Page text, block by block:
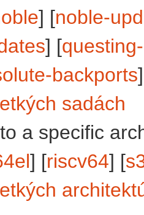
] [noble-
] [
backports
sadách
a specific
] [riscv64] [